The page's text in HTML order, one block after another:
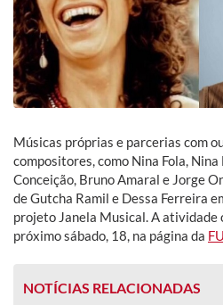
Músicas próprias e parcerias com
compositores, como Nina Fola,
Conceição, Bruno Amaral e Jorge
de Gutcha Ramil e Dessa Ferreira
projeto Janela Musical. A atividade
próximo sábado, 18, na página da
NOTÍCIAS RELACIONADAS